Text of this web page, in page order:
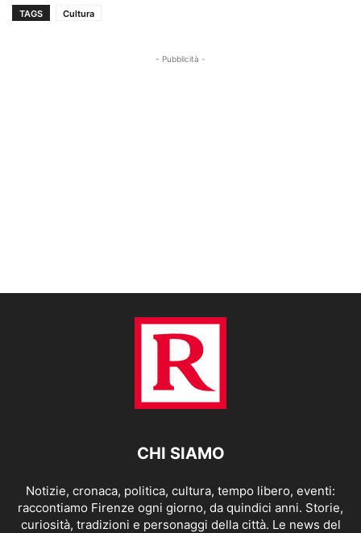
TAGS Cultura
- Pubblicità -
CHI SIAMO
Notizie, cronaca, politica, cultura, tempo libero, eventi:
raccontiamo Firenze ogni giorno, da quindici anni. Storie,
curiosità, tradizioni e personaggi della città. Le news del